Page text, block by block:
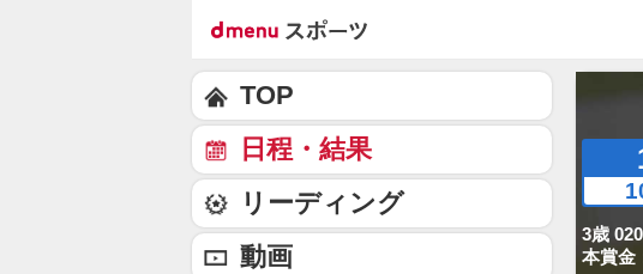
3歳
本賞金
TOP
日程・結果
リーディング
動画